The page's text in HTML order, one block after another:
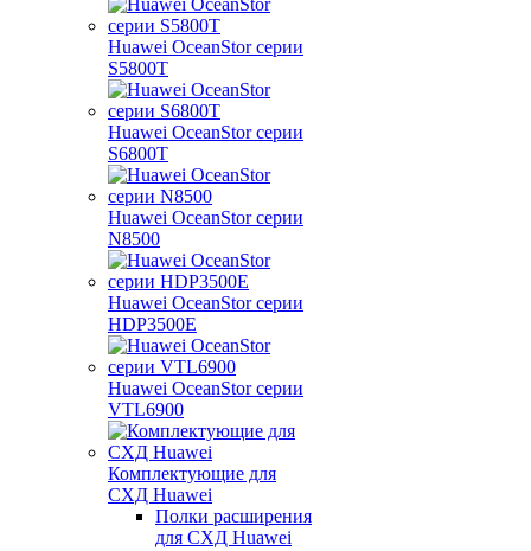
Huawei OceanStor серии
S5800T
Huawei OceanStor серии
S6800T
Huawei OceanStor серии
N8500
Huawei OceanStor серии
HDP3500E
Huawei OceanStor серии
VTL6900
Комплектующие для
СХД Huawei
Полки расширения
для СХД Huawei